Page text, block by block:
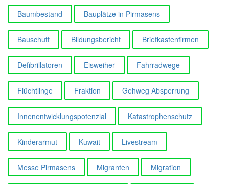
Baumbestand Bauplätze in Pirmasens
Bauschutt Bildungsbericht Briefkastenfirmen
Defibrillatoren Eisweiher Fahrradwege
Flüchtlinge Fraktion Gehweg Absperrung
Innenentwicklungspotenzial Katastrophenschutz
Kinderarmut Kuwait Livestream
Messe Pirmasens Migranten Migration